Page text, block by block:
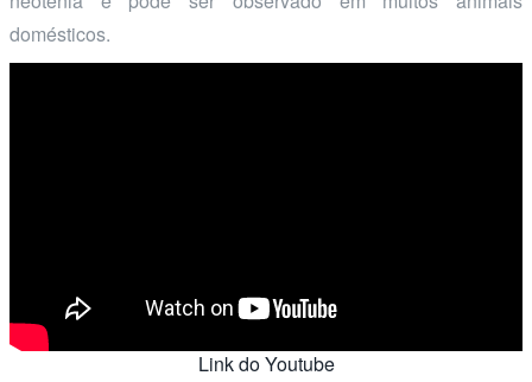
domésticos.
Link do Youtube